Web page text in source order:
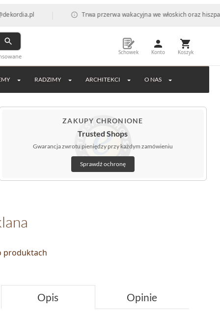
| Trwa przerwa wakacyjna we włoskich oraz hiszpańskich
Schowek Konto Koszyk
RADZIMY ARCHITEKCI O NAS
ZAKUPY CHRONIONE
Trusted Shops
Gwarancja zwrotu pieniędzy przy każdym zamówieniu
Sprawdź ochronę
produktach
Opis Opinie